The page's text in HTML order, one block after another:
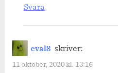
Svara
eval8 skriver:
11 oktober, 2020 kl. 13:16